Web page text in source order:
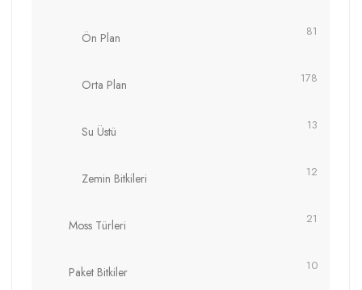
Ön Plan 81
Orta Plan 178
Su Üstü 13
Zemin Bitkileri 12
Moss Türleri 21
Paket Bitkiler 10